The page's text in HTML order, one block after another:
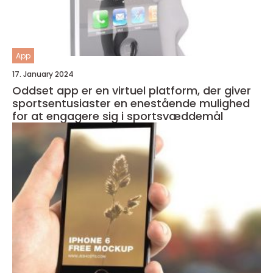
App
17. January 2024
Oddset app er en virtuel platform, der giver
sportsentusiaster en enestående mulighed
for at engagere sig i sportsvæddemål